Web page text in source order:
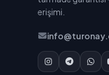
erişimi.